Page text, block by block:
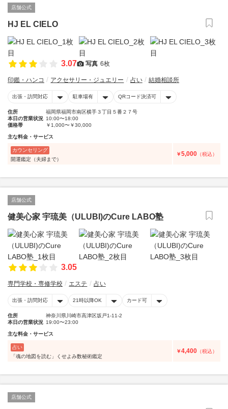
店舗公式
HJ EL CIELO
3.07 写真 6枚
印鑑・ハンコ アクセサリー・ジュエリー 占い 結婚相談所
出張・訪問対応 駐車場有 QRコード決済可
住所
福岡県福岡市南区横手３丁目５番２７号
本日の営業状況 10:00〜18:00
価格帯
￥1,000〜￥30,000
主な料金・サービス
カウンセリング
開運鑑定（夫婦まで）
￥5,000 （税込）
店舗公式
健美心家 宇琉美（ULUBI)のCure LABO塾
3.05
専門学校・専修学校 エステ 占い
出張・訪問対応 21時以降OK カード可
住所
神奈川県川崎市高津区坂戸1-11-2
本日の営業状況 19:00〜23:00
主な料金・サービス
占い
「魂の地図を読む」くせよみ数秘術鑑定
￥4,400 （税込）
店舗公式